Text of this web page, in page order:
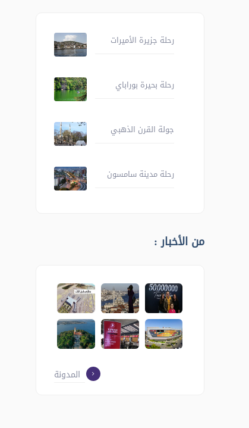
رحلة جزيرة الأميرات
رحلة بحيرة بوراباي
جولة القرن الذهبي
رحلة مدينة سامسون
من الأخبار :
المدونة